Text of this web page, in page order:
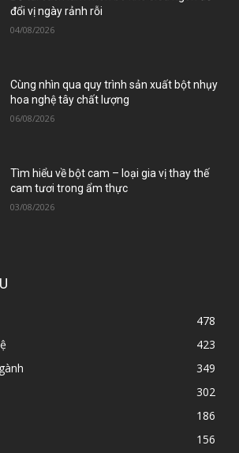
đổi vị ngày rảnh rỗi
04/08/2026
Cùng nhìn qua quy trình sản xuất bột nhụy
hoa nghệ tây chất lượng
06/08/2026
Tìm hiểu về bột cam – loại gia vị thay thế
cam tươi trong ẩm thực
03/08/2026
478
423
349
302
186
156